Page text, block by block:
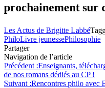
prochainement sur
Les Actus de Brigitte Labbé
PhiloLivre jeunessePhilosophie
Partager
Navigation de l’article
Précédent :Enseignants,
de nos romans dédiés au CP !
Suivant :Rencontres philo avec